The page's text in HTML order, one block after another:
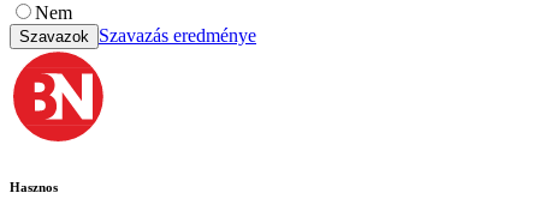
Nem
Szavazok Szavazás eredménye
Hasznos